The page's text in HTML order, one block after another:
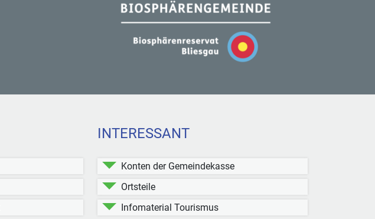
INTERESSANT
Konten der Gemeindekasse
Ortsteile
Infomaterial Tourismus